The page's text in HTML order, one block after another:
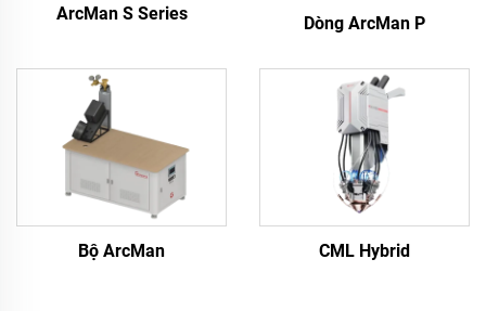
ArcMan S Series Dòng ArcMan P
Bộ ArcMan CML Hybrid